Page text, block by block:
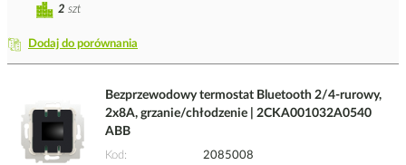
Dodaj do porównania
2 szt
Bezprzewodowy termostat Bluetooth 2/4-rurowy,
2x8A, grzanie/chłodzenie | 2CKA001032A0540
ABB
Kod
2085008